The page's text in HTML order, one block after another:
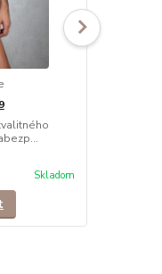
Skladom